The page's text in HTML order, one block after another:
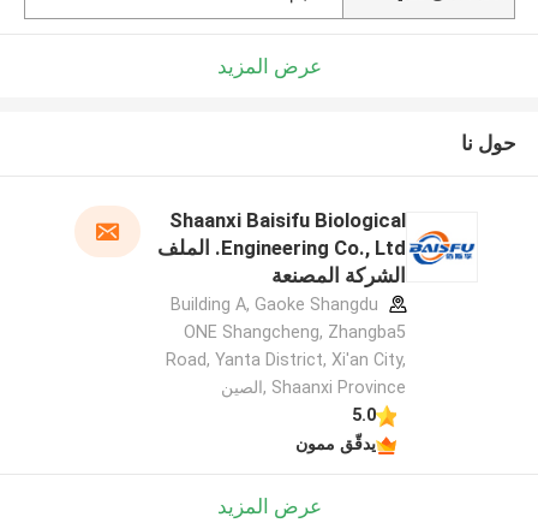
عرض المزيد
حول نا
Shaanxi Baisifu Biological
Engineering Co., Ltd. الملف
الشركة المصنعة
Building A, Gaoke Shangdu
ONE Shangcheng, Zhangba5
Road, Yanta District, Xi'an City,
Shaanxi Province ,الصين
5.0
يدقّق ممون
عرض المزيد